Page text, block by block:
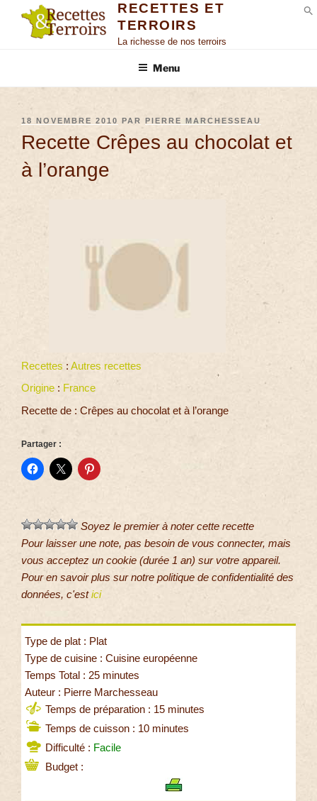
RECETTES ET
TERROIRS
La richesse de nos terroirs
Menu
18 NOVEMBRE 2010 PAR PIERRE MARCHESSEAU
Recette Crêpes au chocolat et
à l’orange
Recettes : Autres recettes
Origine : France
Recette de : Crêpes au chocolat et à l’orange
Partager :
Soyez le premier à noter cette recette
Pour laisser une note, pas besoin de vous connecter, mais
vous acceptez un cookie (durée 1 an) sur votre appareil.
Pour en savoir plus sur notre politique de confidentialité des
données, c'estici
Type de plat : Plat
Type de cuisine : Cuisine européenne
Temps Total : 25 minutes
Auteur : Pierre Marchesseau
Temps de préparation : 15 minutes
Temps de cuisson : 10 minutes
Difficulté : Facile
Budget :